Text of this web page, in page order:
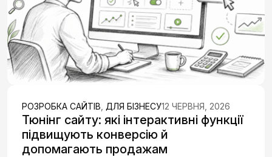
РОЗРОБКА САЙТІВ ДЛЯ БІЗНЕСУ12 ЧЕРВНЯ, 2026
Тюнінг сайту: які інтерактивні функції
підвищують конверсію й
допомагають продажам